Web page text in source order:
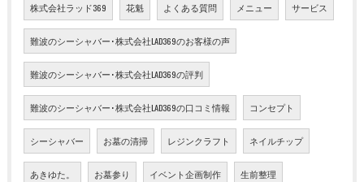
株式会社ラッド369 花魁 よくある質問 メニュー サービス
難波のシーシャバー･株式会社LAD369のお客様の声
難波のシーシャバー･株式会社LAD369の評判
難波のシーシャバー･株式会社LAD369の口コミ情報 コンセプト
シーシャバー お墓の清掃 レジンクラフト ネイルチップ
あきゆた。 お墓参り イベント企画制作 生前整理